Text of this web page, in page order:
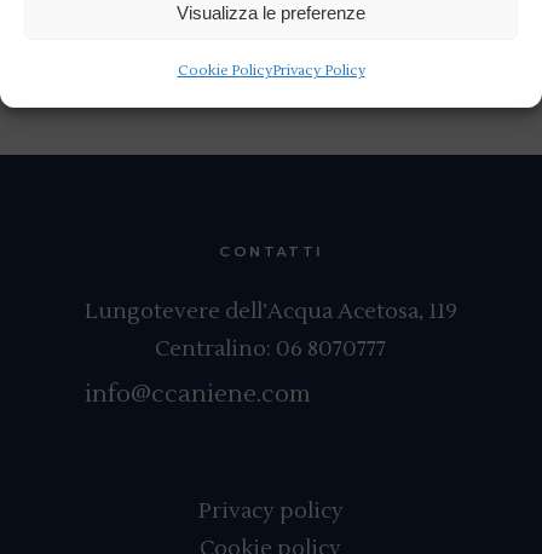
Visualizza le preferenze
Cookie PolicyPrivacy Policy
CONTATTI
Lungotevere dell’Acqua Acetosa, 119
Centralino: 06 8070777
info@ccaniene.com
Privacy policy